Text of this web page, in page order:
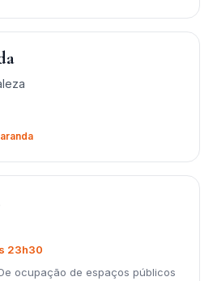
23h30
ocupação de espaços públicos